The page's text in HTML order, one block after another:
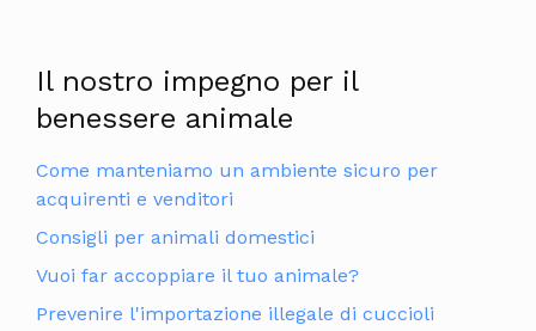
Il nostro impegno per il
benessere animale
Come manteniamo un ambiente sicuro per
acquirenti e venditori
Consigli per animali domestici
Vuoi far accoppiare il tuo animale?
Prevenire l'importazione illegale di cuccioli